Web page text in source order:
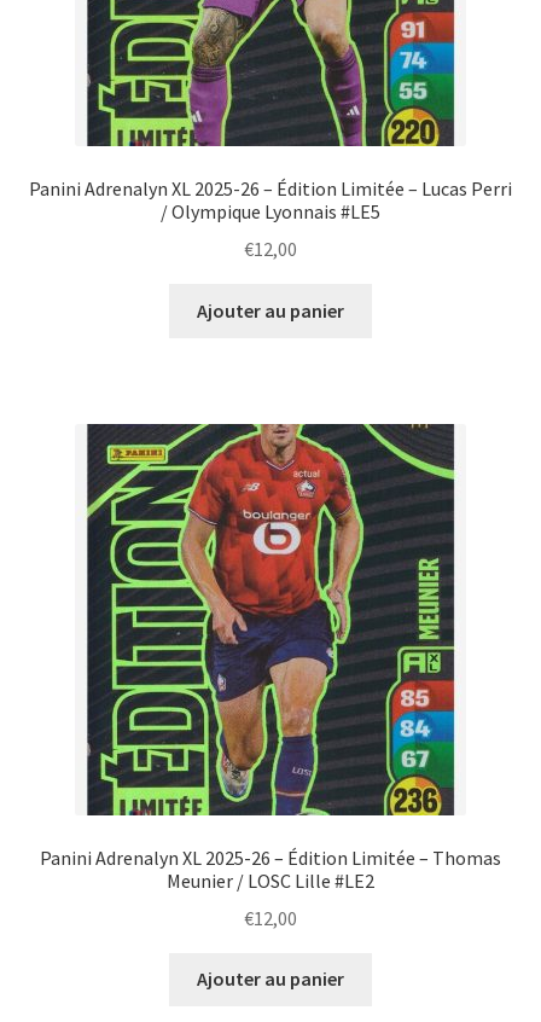
Panini Adrenalyn XL 2025-26 – Édition Limitée – Lucas Perri
/ Olympique Lyonnais #LE5
€12,00
Ajouter au panier
Panini Adrenalyn XL 2025-26 – Édition Limitée – Thomas
Meunier / LOSC Lille #LE2
€12,00
Ajouter au panier